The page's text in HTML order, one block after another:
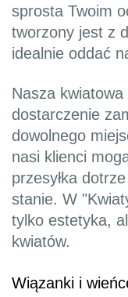
sprosta Twoim
tworzony jest z
idealnie oddać
Nasza
dostarczenie
dowolnego
nasi klienci
przesyłka
stanie. W
tylko estetyka,
kwiatów.
Wiązanki i